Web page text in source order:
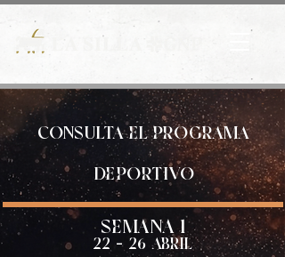
CONSULTA EL PROGRAMA
DEPORTIVO
SEMANA1
22 - 26 ABRIL